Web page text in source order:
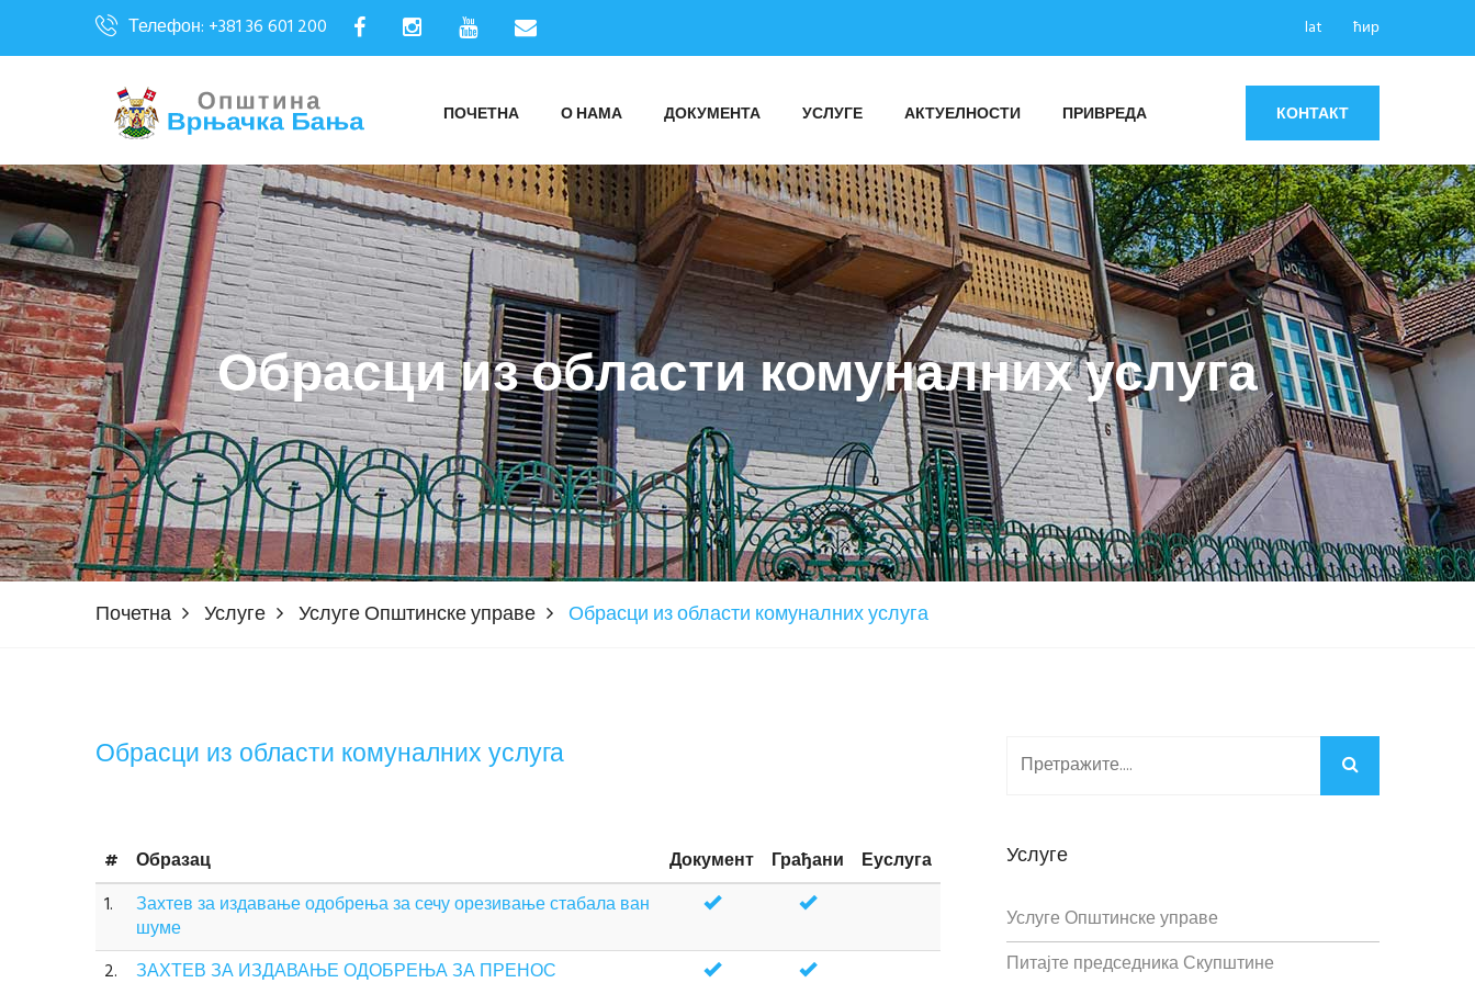
Телефон: +381 36 601 200 lat ћир
ПОЧЕТНА О НАМА ДОКУМЕНТА УСЛУГЕ АКТУЕЛНОСТИ ПРИВРЕДА КОНТАКТ
Обрасци из области комуналних услуга
Почетна Услуге Услуге Општинске управе Обрасци из области комуналних услуга
Обрасци из области комуналних услуга
# Образац Документ Грађани
Еуслуга
1.
Захтев за издавање одобрења за сечу орезивање стабала ван
шуме
2.
ЗАХТЕВ ЗА ИЗДАВАЊЕ ОДОБРЕЊА ЗА ПРЕНОС
Услуге
Услуге Општинске управе
Питајте председника Скупштине